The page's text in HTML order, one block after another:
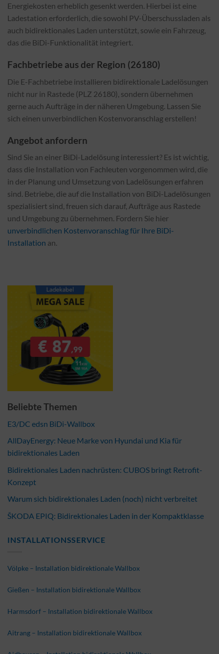
Energiekosten erheblich gesenkt werden. Hierbei ist eine
Ladestation erforderlich, die sowohl PV-Überschussladen als
auch bidirektionales Laden unterstützt, sowie ein Fahrzeug,
das die BiDi-Funktionalität integriert.
Fachbetriebe aus der Region (26180)
Die E-Fachbetriebe installieren bidirektionale Ladelösungen
nicht nur in Rastede (PLZ 26180), sondern übernehmen
gerne auch Aufträge in der näheren Umgebung. Lassen Sie
sich einen unverbindlichen Kostenvoranschlag erstellen!
Angebot anfordern
Sind Sie an einer BiDi-Ladelösung interessiert? Es ist wichtig,
dass die Installation von Fachleuten vorgenommen wird, die
in der Planung und Umsetzung von Ladelösungen erfahren
sind. Betriebe, die auf die Installation von BiDi-Ladelösungen
spezialisiert sind, freuen sich darauf, Aufträge aus Rastede
und Umgebung zu übernehmen. Fordern Sie hier
unverbindlichen Kostenvoranschlag für Ihre BiDi-
Installation an.
Beliebte Themen
E3/DC edsn BiDi-Wallbox
AllDayEnergy: Neue Marke von Hyundai und Kia für
bidirektionales Laden
Bidirektionales Laden nachrüsten: CUBOS bringt Retrofit-
Konzept
Warum sich bidirektionales Laden (noch) nicht verbreitet
ŠKODA EPIQ: Bidirektionales Laden in der Kompaktklasse
INSTALLATIONSSERVICE
Völpke – Installation bidirektionale Wallbox
Gießen – Installation bidirektionale Wallbox
Harmsdorf – Installation bidirektionale Wallbox
Aitrang – Installation bidirektionale Wallbox